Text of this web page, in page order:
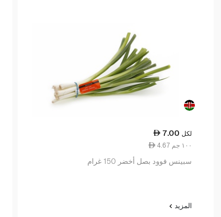
7.00 لكل
4.67 ١٠٠ جم
سبينس فوود بصل أخضر 150 غرام
المزيد